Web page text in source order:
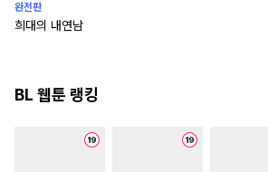
완전판
희대의 내연남
BL 웹툰 랭킹